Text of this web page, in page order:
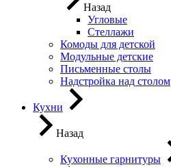
Назад
Угловые
Стеллажи
Комоды для детской
Модульные детские
Письменные столы
Надстройка над столом
Кухни
Назад
Кухонные гарнитуры